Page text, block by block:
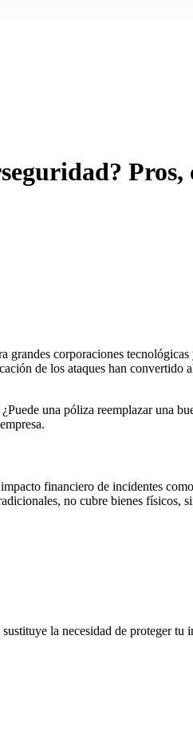
corporaciones
de los ataques han
una póliza reemplazar una
financiero de incidentes
no cubre bienes físicos,
la necesidad de proteger tu